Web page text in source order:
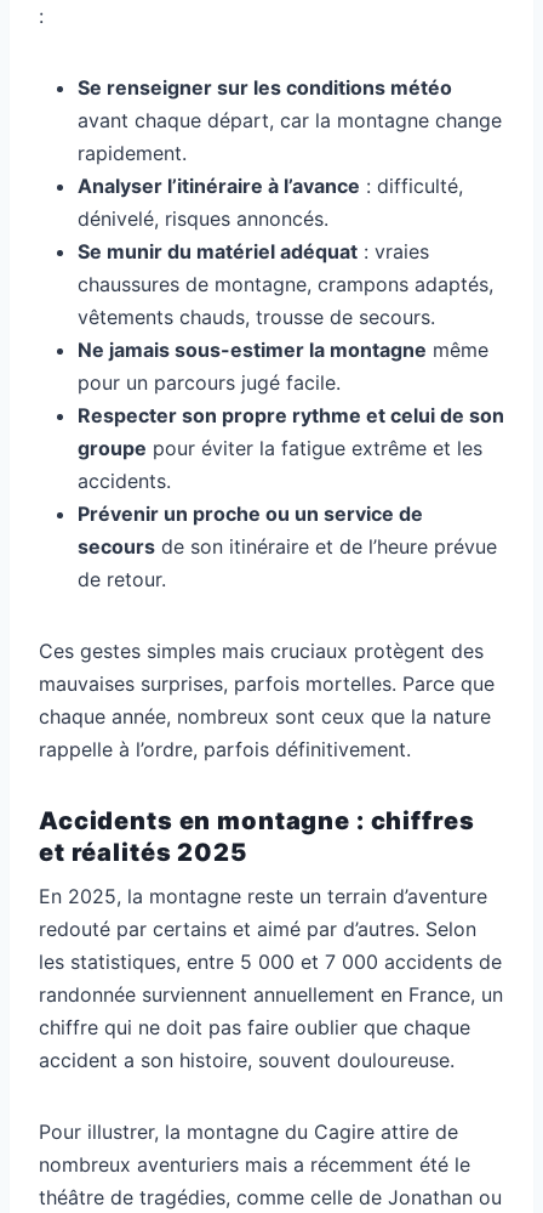
:
Se renseigner sur les conditions météo
avant chaque départ, car la montagne change
rapidement.
Analyser l’itinéraire à l’avance : difficulté,
dénivelé, risques annoncés.
Se munir du matériel adéquat : vraies
chaussures de montagne, crampons adaptés,
vêtements chauds, trousse de secours.
Ne jamais sous-estimer la montagne même
pour un parcours jugé facile.
Respecter son propre rythme et celui de son
groupe pour éviter la fatigue extrême et les
accidents.
Prévenir un proche ou un service de
secours de son itinéraire et de l’heure prévue
de retour.
Ces gestes simples mais cruciaux protègent des
mauvaises surprises, parfois mortelles. Parce que
chaque année, nombreux sont ceux que la nature
rappelle à l’ordre, parfois définitivement.
Accidents en montagne : chiffres
et réalités 2025
En 2025, la montagne reste un terrain d’aventure
redouté par certains et aimé par d’autres. Selon
les statistiques, entre 5 000 et 7 000 accidents de
randonnée surviennent annuellement en France, un
chiffre qui ne doit pas faire oublier que chaque
accident a son histoire, souvent douloureuse.
Pour illustrer, la montagne du Cagire attire de
nombreux aventuriers mais a récemment été le
théâtre de tragédies, comme celle de Jonathan ou